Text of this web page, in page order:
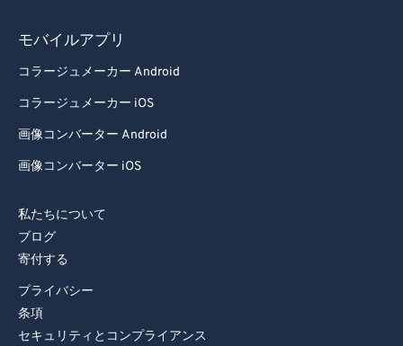
モバイルアプリ
コラージュメーカー Android
コラージュメーカー iOS
画像コンバーター Android
画像コンバーター iOS
私たちについて
ブログ
寄付する
プライバシー
条項
セキュリティとコンプライアンス